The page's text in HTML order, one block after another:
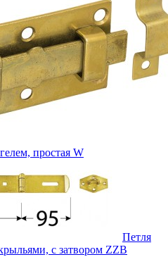
простая W
Петля
с затвором ZZB